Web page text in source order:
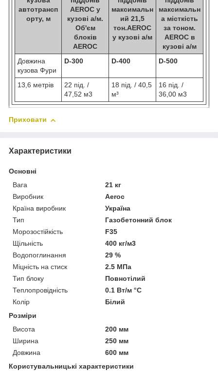
автотрансп
орту, м
AEROC у
кузові а/м.
Об'єм
блоків
AEROC
максимальн
ий 21,5
тон.AEROC
у кузові а/м
максимальн
а місткість
за тоном.
AEROC в
кузові а/м
Довжина
кузова Фури
D-300 D-400 D-500
13,6 метрів
22 під. /
47,52 м3
18 під. / 40,5
м³
16 під. /
36,00 м3
Приховати
Характеристики
Основні
Вага
21 кг
Виробник
Aeroc
Країна виробник
Україна
Тип
Газобетонний блок
Морозостійкість
F35
Щільність
400 кг/м3
Водопоглинання
29 %
Міцність на стиск
2.5 МПа
Тип блоку
Повнотілий
Теплопровідність
0.1 Вт/м °С
Колір
Білий
Розміри
Висота
200 мм
Ширина
250 мм
Довжина
600 мм
Користувальницькі характеристики